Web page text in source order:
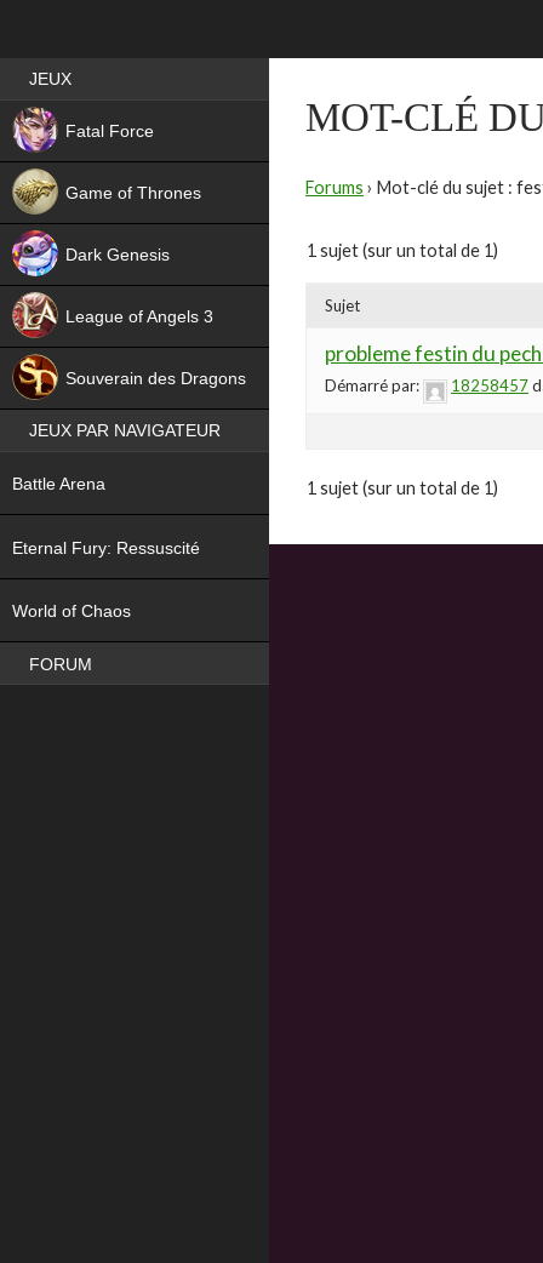
MOT-CLÉ
Forums › Mot-clé du sujet :
1 sujet (sur un total de 1)
Sujet
probleme festin du
Démarré par: 18258457
1 sujet (sur un total de 1)
Best RPG games in France
JEUX
Fatal Force
Game of Thrones
Dark Genesis
League of Angels 3
Souverain des Dragons
JEUX PAR NAVIGATEUR
Battle Arena
Eternal Fury: Ressuscité
World of Chaos
FORUM